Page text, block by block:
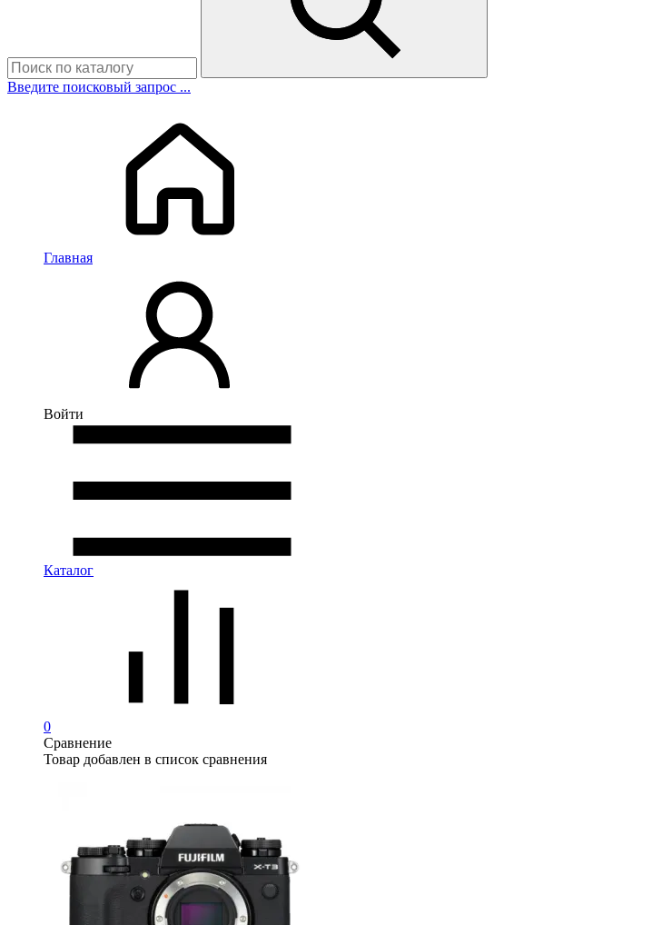
Введите поисковый запрос ...
Главная
Войти
Каталог
0
Сравнение
Товар добавлен в список сравнения